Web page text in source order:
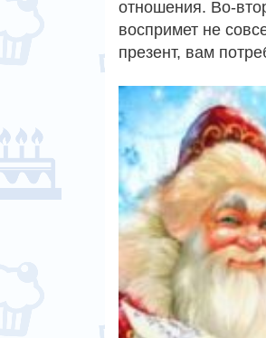
отношения. Во-
воспримет не
презент, вам